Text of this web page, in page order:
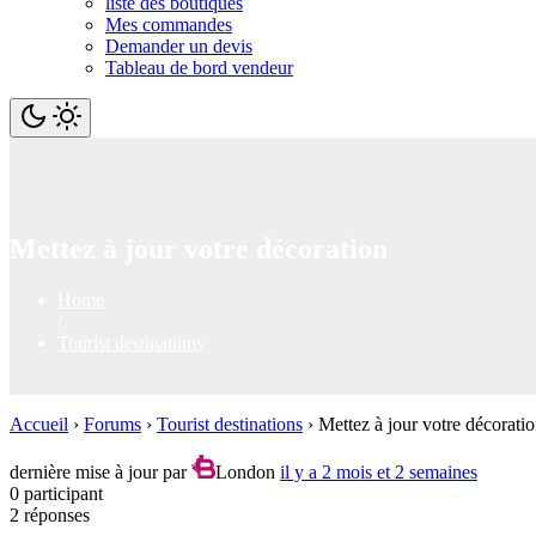
Mes commandes
Demander un devis
Tableau de bord vendeur
Accueil › Forums › Tourist destinations › Mettez à jour votre
dernière mise à jour par London il y a 2 mois et 2 semaines
0 participant
2 réponses